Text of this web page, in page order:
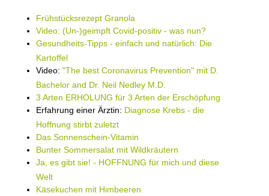
Frühstücksrezept Granola
Video: (Un-)geimpft Covid-positiv - was nun?
Gesundheits-Tipps - einfach und natürlich: Die
Kartoffel
Video: "The best Coronavirus Prevention" mit D.
Bachelor and Dr. Neil Nedley M.D.
3 Arten ERHOLUNG für 3 Arten der Erschöpfung
Erfahrung einer Ärztin: Diagnose Krebs - die
Hoffnung stirbt zuletzt
Das Sonnenschein-Vitamin
Bunter Sommersalat mit Wildkräutern
Ja, es gibt sie! - HOFFNUNG für mich und diese
Welt
Käsekuchen mit Himbeeren